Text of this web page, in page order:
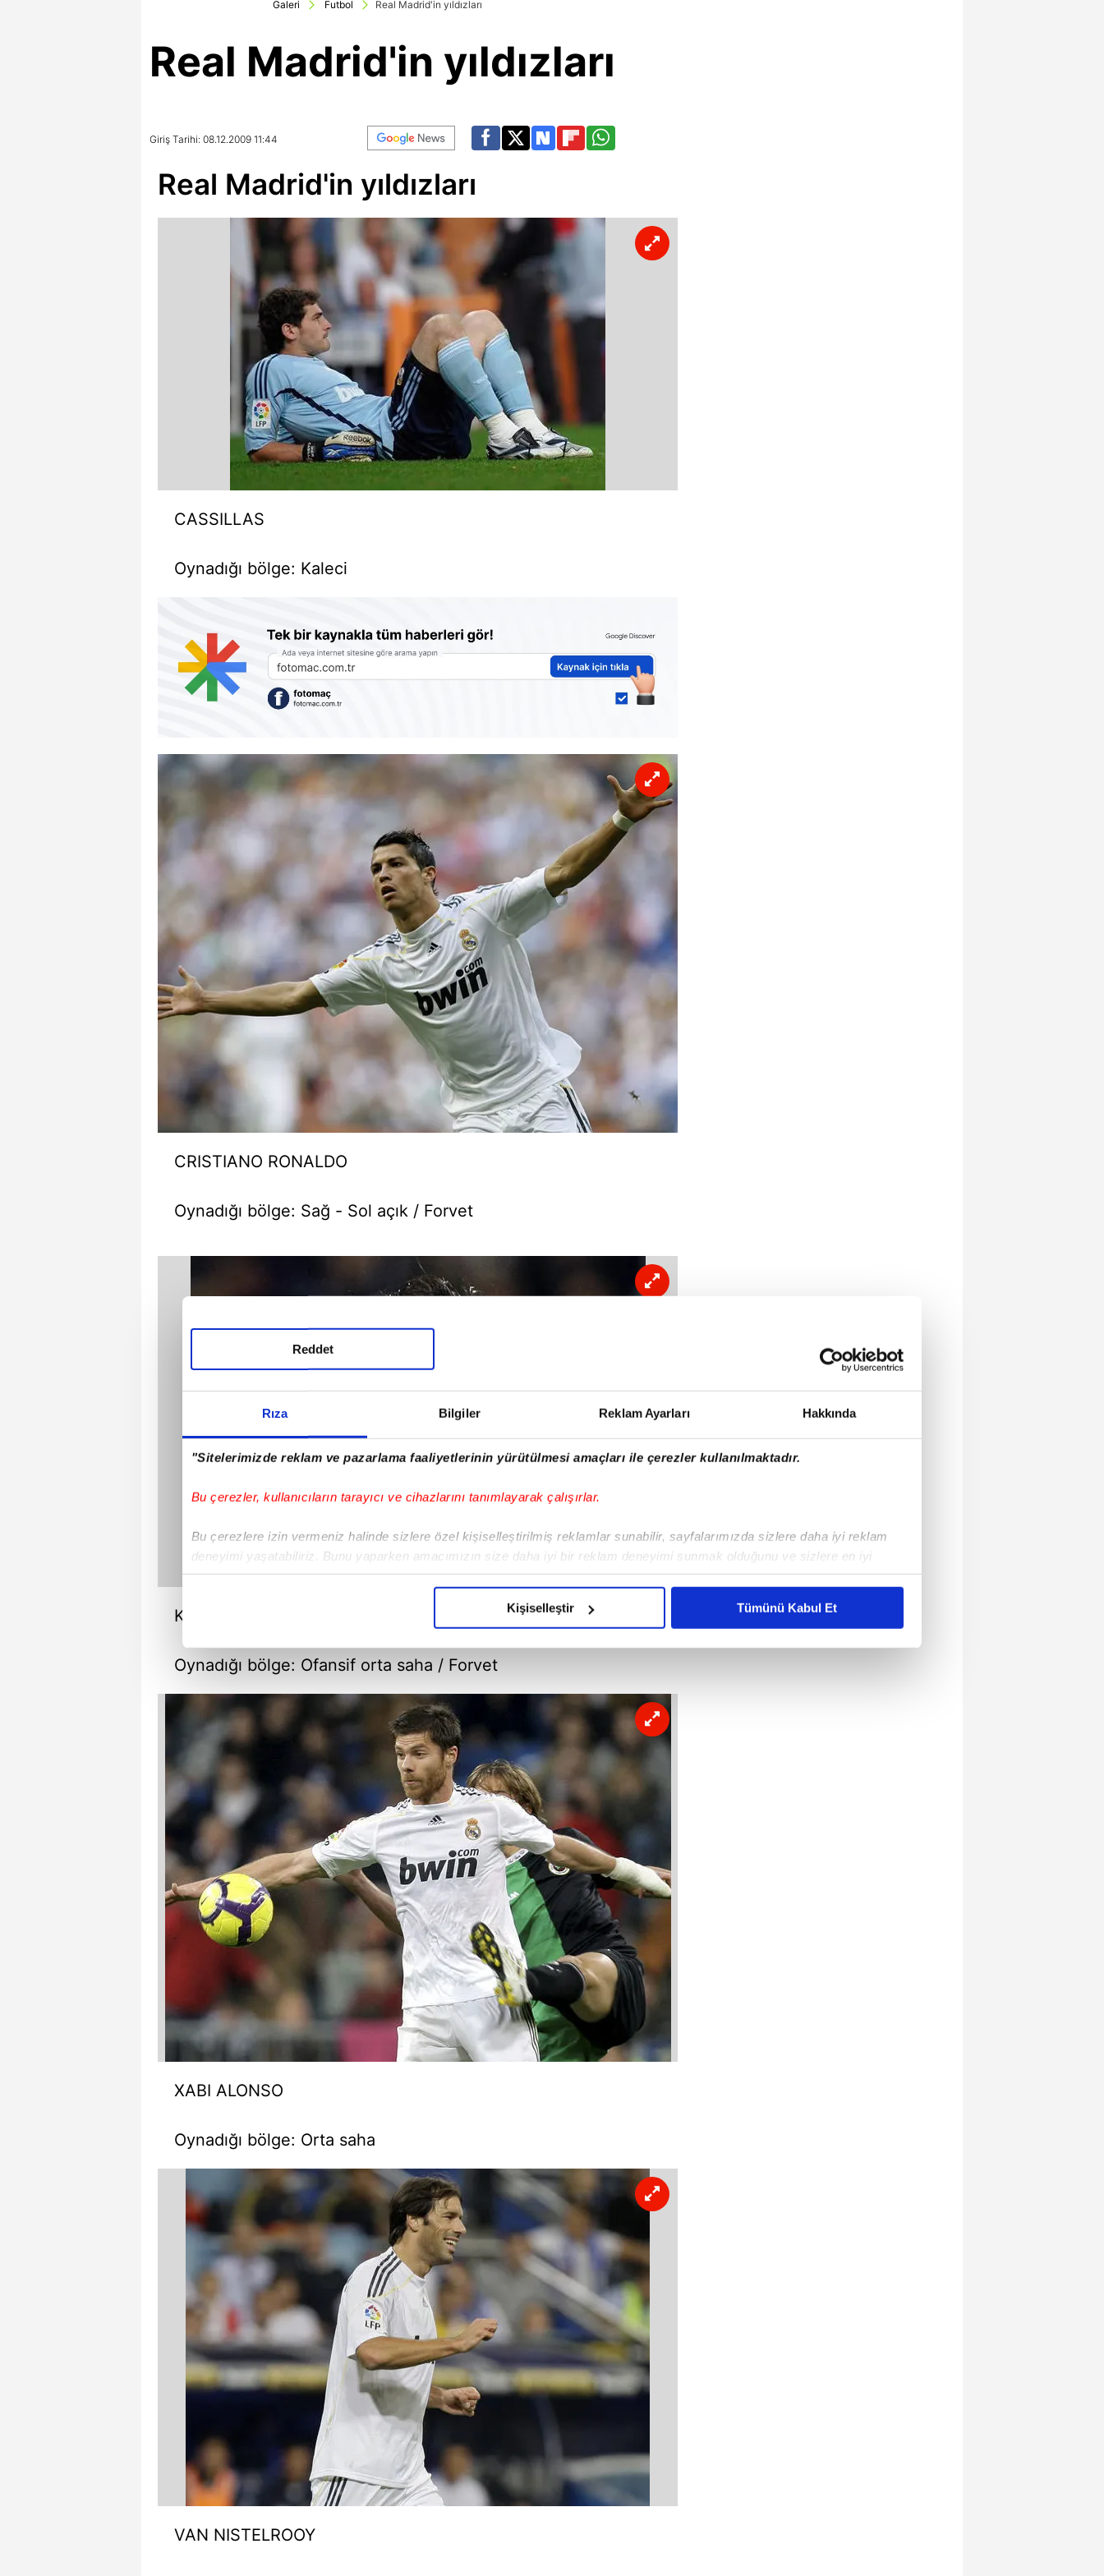
Rıza Bilgiler Reklam Ayarları Hakkında
"Sitelerimizde reklam ve pazarlama faaliyetlerinin yürütülmesi amaçları ile çerezler kullanılmaktadır.
Bu çerezler, kullanıcıların tarayıcı ve cihazlarını tanımlayarak çalışırlar.
Bu çerezlere izin vermeniz halinde sizlere özel kişiselleştirilmiş reklamlar sunabilir, sayfalarımızda sizlere daha iyi reklam
deneyimi yaşatabiliriz. Bunu yaparken amacımızın size daha iyi bir reklam deneyimi sunmak olduğunu ve sizlere en iyi
içerikleri sunabilmek adına elimizden gelen çabayı gösterdiğimizi ve bu noktada, reklamların maliyetlerimizi karşılamak
Sizlere daha iyi bir hizmet sunabilmek için İnternet Sitemizde kendimize ve üçüncü kişilere ait çerezler kullanılmaktadır. Bu
çerezler vasıtasıyla çeşitli kişisel verileriniz işlenmekte olup gerekli olan çerezler bilgi toplumu hizmetlerinin sunulması
amacıyla kullanılmaktadır. Diğer çerezler, sitemizin daha işlevsel kılınması ve kişiselleştirilmesi ve sizlere yönelik
reklam/pazarlama faaliyetlerinin yapılması, amaçlarıyla sınırlı olarak açık rızanız dahilinde kullanılacaktır.
Çerezlere ilişkin tercihlerinizi aşağıda yer alan panel vasıtasıyla belirleyebilirsiniz. Çerezlere ilişkin detaylı bilgi için Ayarlar
butonuna tıklayabilir,
Çerez Bilgilendirme Metnimiziziyaret edebilirsiniz.
6698 sayılı Kişisel Verilerin Korunması Kanunu uyarınca hazırlanmış Aydınlatma Metnimizi okumak ve sitemizde ilgili
mevzuata uygun olarak kullanılan çerezlerle ilgili bilgi almak için lütfentıklayınız
Reddet
Kişiselleştir Tümünü Kabul Et
Galeri Futbol Real Madrid'in yıldızları
Real Madrid'in yıldızları
Giriş Tarihi: 08.12.2009 11:44
Real Madrid'in yıldızları
CASSILLAS
Oynadığı bölge: Kaleci
CRISTIANO RONALDO
Oynadığı bölge: Sağ - Sol açık / Forvet
KAKA
Oynadığı bölge: Ofansif orta saha / Forvet
XABI ALONSO
Oynadığı bölge: Orta saha
VAN NISTELROOY